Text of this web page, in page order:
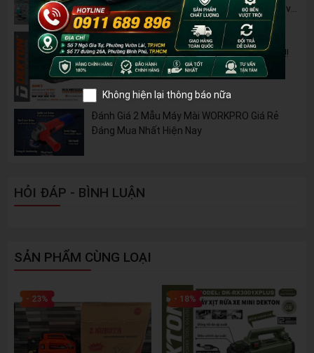
B42M – Giải Pháp Thay Thế Máy Dùng Điện và
Nhiên Liệu
Pin 2Ah Chân Phổ Thông Dekton M21-
B2065PLUS - GỌN NHẸ, TIỆN LỢI đã về hàng!!!
Đánh Giá 2 Mẫu Máy Mài WORKPRO Giá Rẻ
Đáng Mua Nhất Hiện Nay
HỎI ĐÁP - BÌNH LUẬN
SẢN PHẨM CÙNG LOẠI
- 23% - 18%
Không hiện lại thông báo nữa